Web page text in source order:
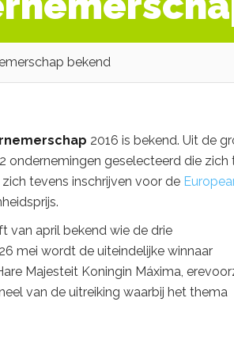
bekend
2016 is bekend. Uit de
ondernemingen geselecteerd die zich
tevens inschrijven voor de
van april bekend wie de drie
mei wordt de uiteindelijke winnaar
Majesteit Koningin Máxima,
van de uitreiking waarbij het thema